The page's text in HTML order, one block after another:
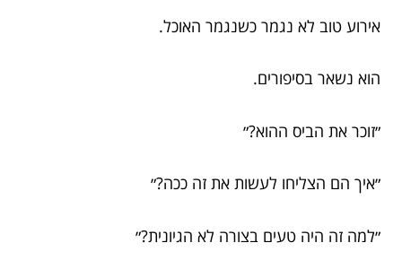
אירוע טוב לא נגמר כשנגמר האוכל.
הוא נשאר בסיפורים.
״זוכר את הביס ההוא?״
״איך הם הצליחו לעשות את זה ככה?״
״למה זה היה טעים בצורה לא הגיונית?״